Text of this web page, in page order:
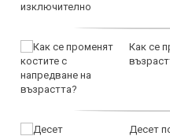
Как се
Десет